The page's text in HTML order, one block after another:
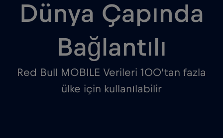
Dünya Çapında
Bağlantılı
Red Bull MOBILE Verileri 100’tan fazla
ülke için kullanılabilir